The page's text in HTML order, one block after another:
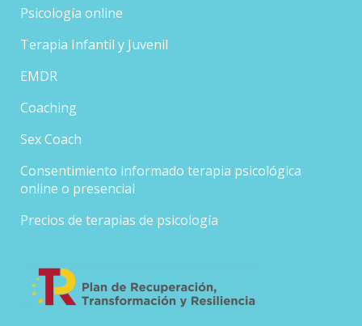
Psicología online
Terapia Infantil y Juvenil
EMDR
Coaching
Sex Coach
Consentimiento informado terapia psicológica
online o presencial
Precios de terapias de psicología